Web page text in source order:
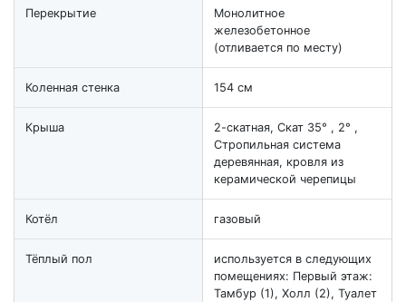
Перекрытие
Монолитное
железобетонное
(отливается по месту)
Коленная стенка 154 см
Крыша
2-скатная, Скат 35° , 2° ,
Стропильная система
деревянная, кровля из
керамической черепицы
Котёл газовый
Тёплый пол
используется в следующих
помещениях: Первый этаж:
Тамбур (1), Холл (2), Туалет